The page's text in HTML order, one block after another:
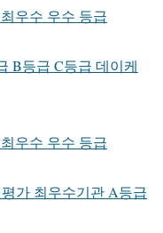
우수 우수 등급
B등급 C등급 데이케
우수 우수 등급
가 최우수기관 A등급